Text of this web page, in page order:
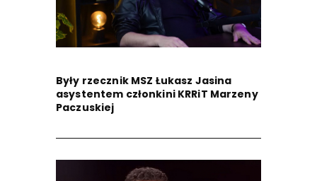
Były rzecznik MSZ Łukasz Jasina
asystentem członkini KRRiT Marzeny
Paczuskiej